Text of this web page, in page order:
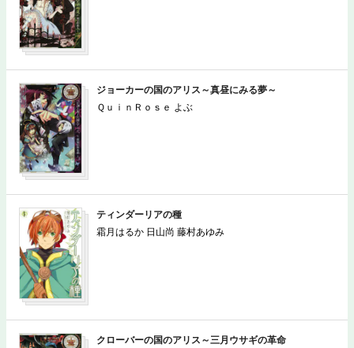
ジョーカーの国のアリス～真昼にみる夢～
ＱｕｉｎＲｏｓｅ よぶ
ティンダーリアの種
霜月はるか 日山尚 藤村あゆみ
クローバーの国のアリス～三月ウサギの革命